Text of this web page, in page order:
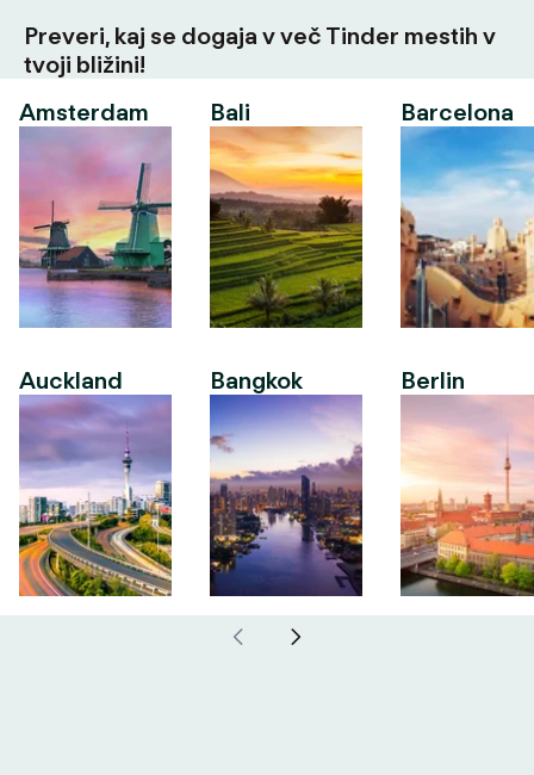
Preveri, kaj se dogaja v več Tinder mestih v
tvoji bližini!
Amsterdam
Auckland
Bali
Bangkok
Barcelona
Berlin